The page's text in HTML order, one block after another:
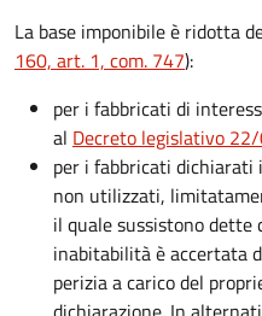
La base imponibile è ridotta
160, art. 1, com. 747):
per i fabbricati di
al Decreto legislativo
per i fabbricati
non utilizzati,
il quale sussistono dette
inabitabilità è accertata
perizia a carico del